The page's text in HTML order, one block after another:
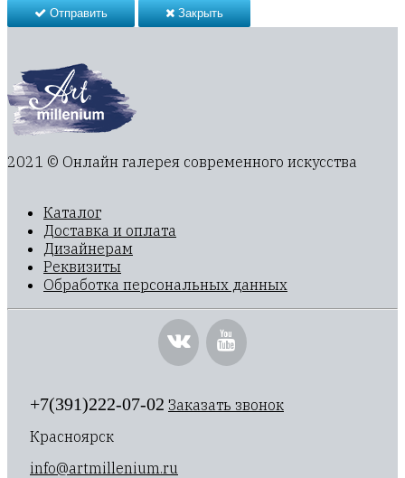
Отправить Закрыть
2021 © Онлайн галерея современного искусства
Каталог
Доставка и оплата
Дизайнерам
Реквизиты
Обработка персональных данных
+7(391)222-07-02 Заказать звонок
Красноярск
info@artmillenium.ru